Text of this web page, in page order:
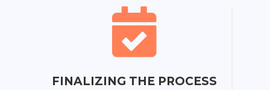

FINALIZING THE PROCESS